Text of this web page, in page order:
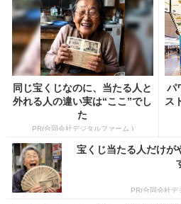
同じ宝くじなのに、当たる人と
外れる人の違い実は“ここ”でし
た
PR(合同会社デジタルファーム )
パ
ス
宝くじ当たる人だけが
PR(合同会社デ